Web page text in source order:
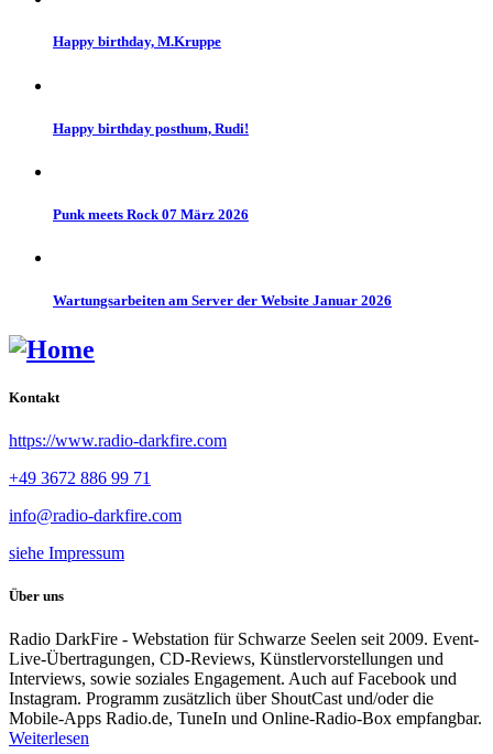
Happy birthday, M.Kruppe
Happy birthday posthum, Rudi!
Punk meets Rock 07 März 2026
Wartungsarbeiten am Server der Website Januar 2026
Kontakt
https://www.radio-darkfire.com
+49 3672 886 99 71
info@radio-darkfire.com
siehe Impressum
Über uns
Radio DarkFire - Webstation für Schwarze Seelen seit 2009. Event-
Live-Übertragungen, CD-Reviews, Künstlervorstellungen und
Interviews, sowie soziales Engagement. Auch auf Facebook und
Instagram. Programm zusätzlich über ShoutCast und/oder die
Mobile-Apps Radio.de, TuneIn und Online-Radio-Box empfangbar.
Weiterlesen